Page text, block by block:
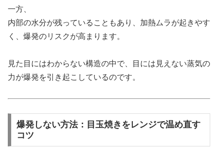
一方、
内部の水分が残っていることもあり、加熱ムラが起きやす
く、爆発のリスクが高まります。
見た目にはわからない構造の中で、目には見えない蒸気の
力が爆発を引き起こしているのです。
爆発しない方法：目玉焼きをレンジで温め直す
コツ